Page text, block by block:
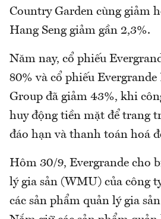
Country Garden cùng giảm
Hang Seng giảm gần 2,3%.
Năm nay, cổ phiếu
80% và cổ phiếu Evergrande
Group đã giảm 43%, khi
huy động tiền mặt để trang
đáo hạn và thanh toán hoá
Hôm 30/9, Evergrande cho
lý gia sản (WMU) của công
các sản phẩm quản lý gia